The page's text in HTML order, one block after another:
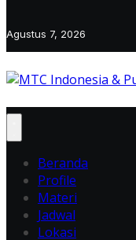
Agustus 7, 2026
Beranda
Profile
Materi
Jadwal
Lokasi